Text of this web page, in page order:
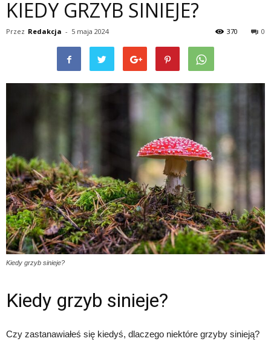
KIEDY GRZYB SINIEJE?
Przez Redakcja - 5 maja 2024 0
370
Kiedy grzyb sinieje?
Kiedy grzyb sinieje?
Czy zastanawiałeś się kiedyś, dlaczego niektóre grzyby sinieją?